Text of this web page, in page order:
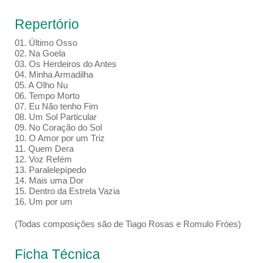
Repertório
01. Último Osso
02. Na Goela
03. Os Herdeiros do Antes
04. Minha Armadilha
05. A Olho Nu
06. Tempo Morto
07. Eu Não tenho Fim
08. Um Sol Particular
09. No Coração do Sol
10. O Amor por um Triz
11. Quem Dera
12. Voz Refém
13. Paralelepípedo
14. Mais uma Dor
15. Dentro da Estrela Vazia
16. Um por um
(Todas composições são de Tiago Rosas e Romulo Fróes)
Ficha Técnica